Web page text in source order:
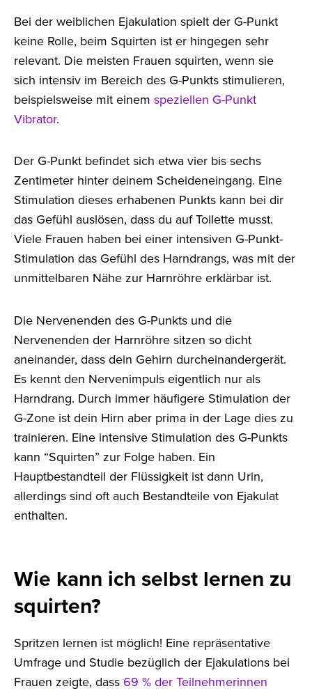
Bei der weiblichen Ejakulation spielt der G-Punkt
keine Rolle, beim Squirten ist er hingegen sehr
relevant. Die meisten Frauen squirten, wenn sie
sich intensiv im Bereich des G-Punkts stimulieren,
beispielsweise mit einem speziellen G-Punkt
Vibrator.
Der G-Punkt befindet sich etwa vier bis sechs
Zentimeter hinter deinem Scheideneingang. Eine
Stimulation dieses erhabenen Punkts kann bei dir
das Gefühl auslösen, dass du auf Toilette musst.
Viele Frauen haben bei einer intensiven G-Punkt-
Stimulation das Gefühl des Harndrangs, was mit der
unmittelbaren Nähe zur Harnröhre erklärbar ist.
Die Nervenenden des G-Punkts und die
Nervenenden der Harnröhre sitzen so dicht
aneinander, dass dein Gehirn durcheinandergerät.
Es kennt den Nervenimpuls eigentlich nur als
Harndrang. Durch immer häufigere Stimulation der
G-Zone ist dein Hirn aber prima in der Lage dies zu
trainieren. Eine intensive Stimulation des G-Punkts
kann “Squirten” zur Folge haben. Ein
Hauptbestandteil der Flüssigkeit ist dann Urin,
allerdings sind oft auch Bestandteile von Ejakulat
enthalten.
Wie kann ich selbst lernen zu
squirten?
Spritzen lernen ist möglich! Eine repräsentative
Umfrage und Studie bezüglich der Ejakulations bei
Frauen zeigte, dass 69 % der Teilnehmerinnen